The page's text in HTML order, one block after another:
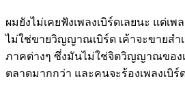
ผมยังไม่เคยฟังเพลงเบิร์ดเลยนะ แต่เพ
ไม่ใช่ขายวิญญาณเบิร์ด เค้าจะขายสำ
ภาคต่างๆ ซึ่งมันไม่ใช่จิตวิญญาณของเ
ตลาดมากกว่า และคนจะร้องเพลงเบิร์